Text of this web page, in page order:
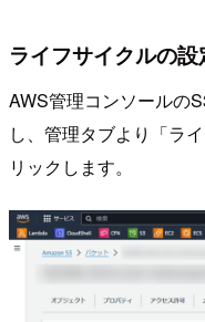
ライフサイクルの設
AWS管理コンソールの
し、管理タブより「ラ
リックします。